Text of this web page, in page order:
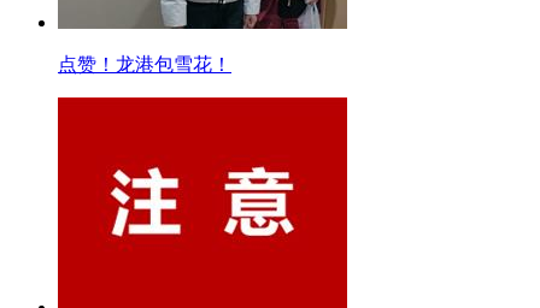
点赞！龙港包雪花！